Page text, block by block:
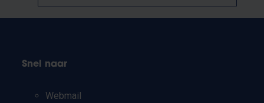
Snel naar
Webmail